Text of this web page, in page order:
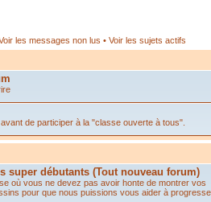
les messages non lus • Voir les sujets actifs
de participer à la "classe ouverte à tous".
super débutants (Tout nouveau forum)
où vous ne devez pas avoir honte de montrer vos
pour que nous puissions vous aider à